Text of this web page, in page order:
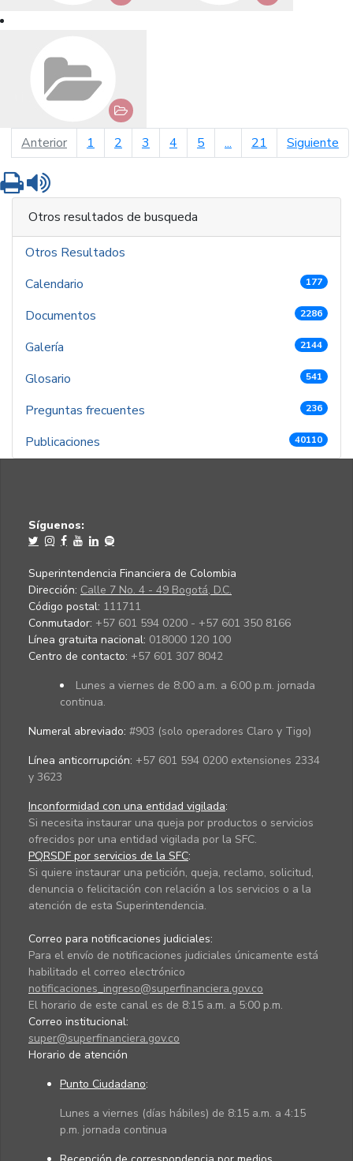
Anteriorpágina anterior
1 2 3 4 5 ... 21 Siguiente
Imprimir
Otros resultados de busqueda
Otros Resultados
Calendario
177
Documentos 2286
Galería 2144
Glosario 541
Preguntas frecuentes 236
Publicaciones 40110
Síguenos:
Superintendencia Financiera de Colombia
Dirección: Calle 7 No. 4 - 49 Bogotá, D.C.
Código postal: 111711
Conmutador: +57 601 594 0200 - +57 601 350 8166
Línea gratuita nacional: 018000 120 100
Centro de contacto: +57 601 307 8042
Lunes a viernes de 8:00 a.m. a 6:00 p.m. jornada
continua.
Numeral abreviado: #903 (solo operadores Claro y Tigo)
Línea anticorrupción: +57 601 594 0200 extensiones 2334
y 3623
Inconformidad con una entidad vigilada:
Si necesita instaurar una queja por productos o servicios
ofrecidos por una entidad vigilada por la SFC.
PQRSDF por servicios de la SFC:
Si quiere instaurar una petición, queja, reclamo, solicitud,
denuncia o felicitación con relación a los servicios o a la
atención de esta Superintendencia.
Correo para notificaciones judiciales:
Para el envío de notificaciones judiciales únicamente está
habilitado el correo electrónico
notificaciones_ingreso@superfinanciera.gov.co
El horario de este canal es de 8:15 a.m. a 5:00 p.m.
Correo institucional:
super@superfinanciera.gov.co
Horario de atención
Punto Ciudadano:
Lunes a viernes (días hábiles) de 8:15 a.m. a 4:15
p.m. jornada continua